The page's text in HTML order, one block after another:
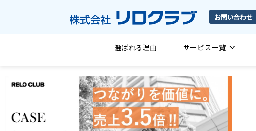
お問い合わせ
選ばれる理由 サービス一覧